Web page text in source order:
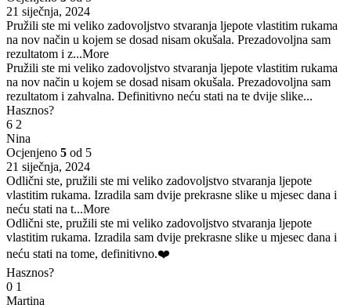
21 siječnja, 2024
Pružili ste mi veliko zadovoljstvo stvaranja ljepote vlastitim rukama
na nov način u kojem se dosad nisam okušala. Prezadovoljna sam
rezultatom i z...More
Pružili ste mi veliko zadovoljstvo stvaranja ljepote vlastitim rukama
na nov način u kojem se dosad nisam okušala. Prezadovoljna sam
rezultatom i zahvalna. Definitivno neću stati na te dvije slike...
Hasznos?
6 2
Nina
Ocjenjeno 5 od 5
21 siječnja, 2024
Odlični ste, pružili ste mi veliko zadovoljstvo stvaranja ljepote
vlastitim rukama. Izradila sam dvije prekrasne slike u mjesec dana i
neću stati na t...More
Odlični ste, pružili ste mi veliko zadovoljstvo stvaranja ljepote
vlastitim rukama. Izradila sam dvije prekrasne slike u mjesec dana i
neću stati na tome, definitivno.❤️
Hasznos?
0 1
Martina